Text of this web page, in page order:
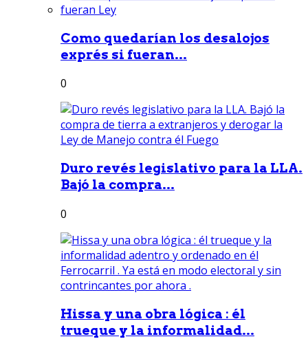
Como quedarían los desalojos
exprés si fueran...
0
Duro revés legislativo para la LLA.
Bajó la compra...
0
Hissa y una obra lógica : él
trueque y la informalidad...